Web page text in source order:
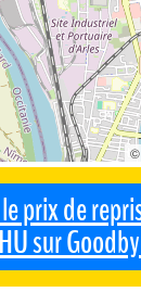
©
prix de
sur